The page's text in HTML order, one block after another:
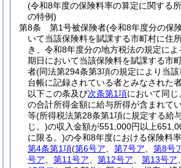
(令和8年度の保険料率の算定に関する
の特例)
第8条
第1号被保険者(令和8年度分の保
いて当該保険料を賦課する市町村に住
き、令和8年度分の地方税法の規定に
期日において当該保険料を賦課する市
者(同法第294条第3項の規定により当
台帳に記録されている者とみなされた
以下この条及び次条第1項において同じ
の合計所得金額に給与所得が含まれて
等(所得税法第28条第1項に規定する給
じ。)の収入金額が551,000円以上
に限る。)の令和8年度における保険料
第4条第1項(第6号ア 第7号ア 第8号
号ア
第11号ア 第12号ア 第13号ア